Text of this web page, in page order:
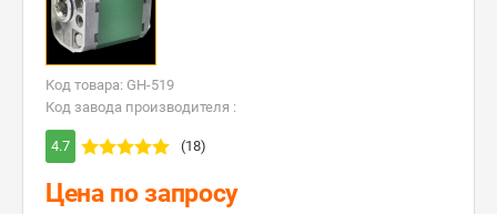
Код товара: GH-519
Код завода производителя :
4.7 (18)
Цена по запросу